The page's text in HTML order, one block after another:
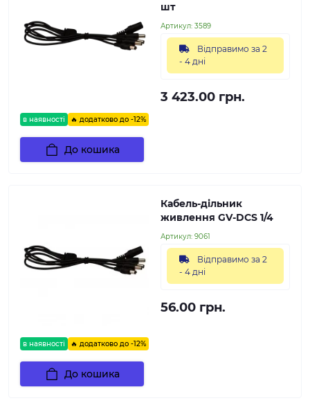
в наявності 🔥 додатково до -12%
шт
Артикул: 3589
Відправимо за 2
- 4 дні
3 423.00 грн.
До кошика
в наявності 🔥 додатково до -12%
Кабель-дільник
живлення GV-DCS 1/4
Артикул: 9061
Відправимо за 2
- 4 дні
56.00 грн.
До кошика